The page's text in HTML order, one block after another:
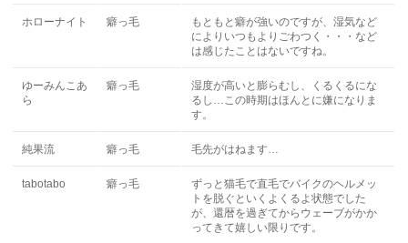
ホローナイト 癖っ毛
もともと癖が強いのですが、湿気など
によりいつもよりごわつく・・・など
は感じたことはないですね。
ゆーみんこあ
ら
癖っ毛
湿度が高いと膨らむし、くるくるにな
るし…この時期はほんとに嫌になりま
す。
純果流 癖っ毛 毛先がはねます…
tabotabo 癖っ毛
ずっと猫毛で直毛でバイクのヘルメッ
トを脱ぐといくよくるよ状態でした
が、還暦を過ぎてからウェーブがかか
ってきて嬉しい限りです。